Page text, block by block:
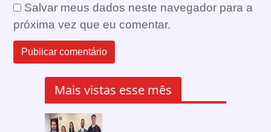
Salvar meus dados neste navegador para a
próxima vez que eu comentar.
Mais vistas esse mês